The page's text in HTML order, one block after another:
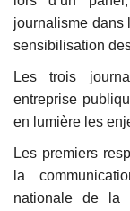
journalisme dans
sensibilisation
Les trois
entreprise
en lumière les
Les premiers
la
nationale de la